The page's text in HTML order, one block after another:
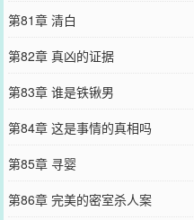
第81章 清白
第82章 真凶的证据
第83章 谁是铁锹男
第84章 这是事情的真相吗
第85章 寻婴
第86章 完美的密室杀人案